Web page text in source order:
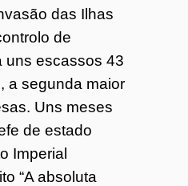
das Ilhas
de
uns escassos 43
a segunda maior
Uns meses
de estado
Imperial
“A absoluta